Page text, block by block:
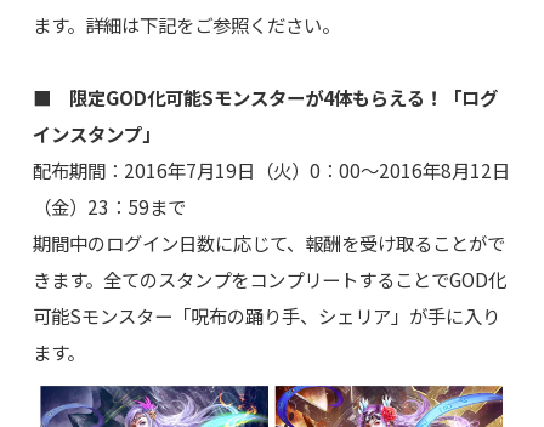
ます。詳細は下記をご参照ください。
■ 限定GOD化可能Sモンスターが4体もらえる！「ログ
インスタンプ」
配布期間：2016年7月19日（火）0：00～2016年8月12日
（金）23：59まで
期間中のログイン日数に応じて、報酬を受け取ることがで
きます。全てのスタンプをコンプリートすることでGOD化
可能Sモンスター「呪布の踊り手、シェリア」が手に入り
ます。